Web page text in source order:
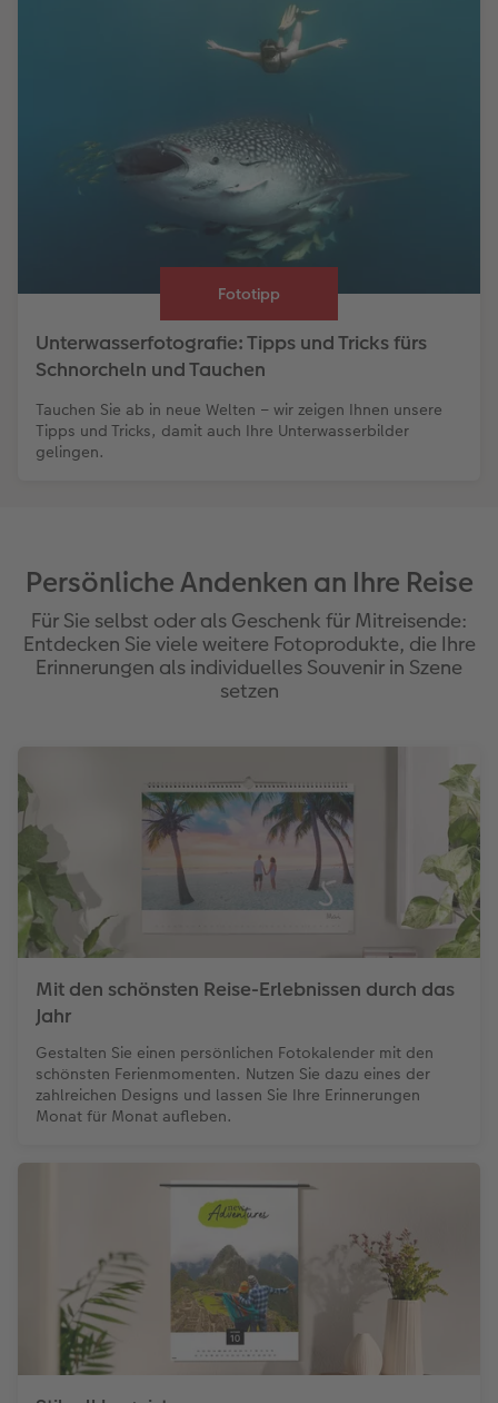
Fototipp
Unterwasserfotografie: Tipps und Tricks fürs
Schnorcheln und Tauchen
Tauchen Sie ab in neue Welten – wir zeigen Ihnen unsere
Tipps und Tricks, damit auch Ihre Unterwasserbilder
gelingen.
Persönliche Andenken an Ihre Reise
Für Sie selbst oder als Geschenk für Mitreisende:
Entdecken Sie viele weitere Fotoprodukte, die Ihre
Erinnerungen als individuelles Souvenir in Szene
setzen
Mit den schönsten Reise-Erlebnissen durch das
Jahr
Gestalten Sie einen persönlichen Fotokalender mit den
schönsten Ferienmomenten. Nutzen Sie dazu eines der
zahlreichen Designs und lassen Sie Ihre Erinnerungen
Monat für Monat aufleben.